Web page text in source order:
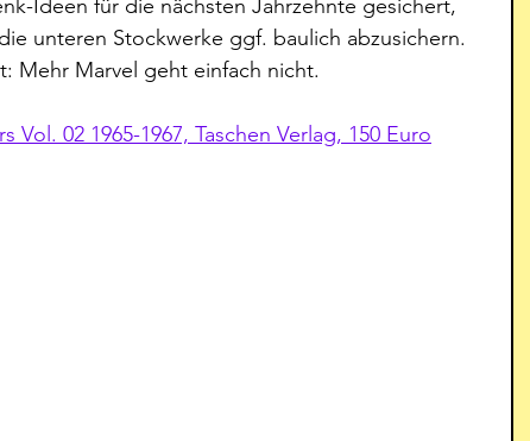
Ideen für die nächsten Jahrzehnte gesichert,
unteren Stockwerke ggf. baulich abzusichern.
Mehr Marvel geht einfach nicht.
Vol. 02 1965-1967, Taschen Verlag, 150 Euro